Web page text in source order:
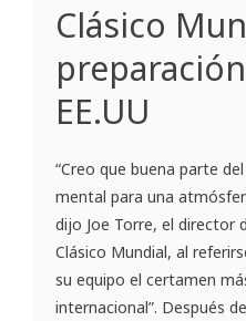
Clásico
EE.UU
“Creo que buena parte
mental para una
dijo Joe Torre, el director
Clásico Mundial, al
su equipo el certamen
internacional”. Después